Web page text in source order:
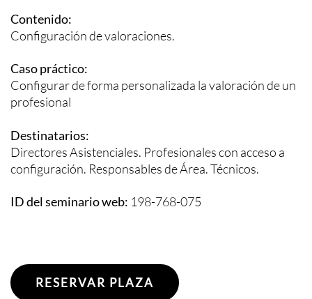
Contenido:
Configuración de valoraciones.
Caso práctico:
Configurar de forma personalizada la valoración de un
profesional
Destinatarios:
Directores Asistenciales. Profesionales con acceso a
configuración. Responsables de Área. Técnicos.
ID del seminario web: 198-768-075
RESERVAR PLAZA